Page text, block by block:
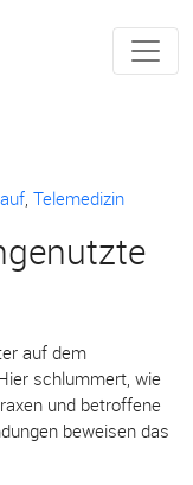
, Telemedizin
auf dem
schlummert, wie
und betroffene
beweisen das